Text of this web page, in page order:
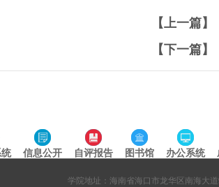
【上一篇】
【下一篇】
信息公开 自评报告 图书馆 办公系统
学院地址：海南省海口市龙华区南海大道